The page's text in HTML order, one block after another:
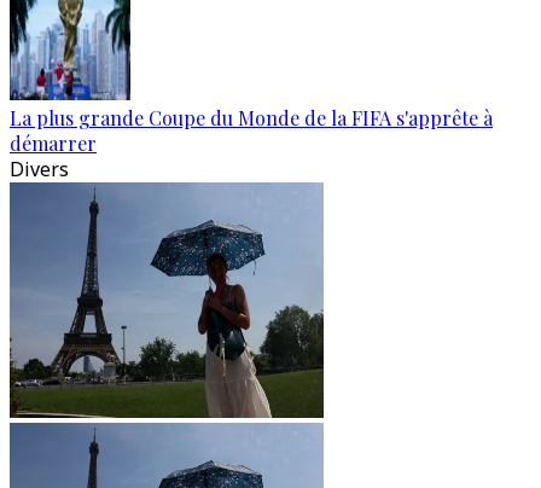
La plus grande Coupe du Monde de la FIFA s'apprête à
démarrer
Divers